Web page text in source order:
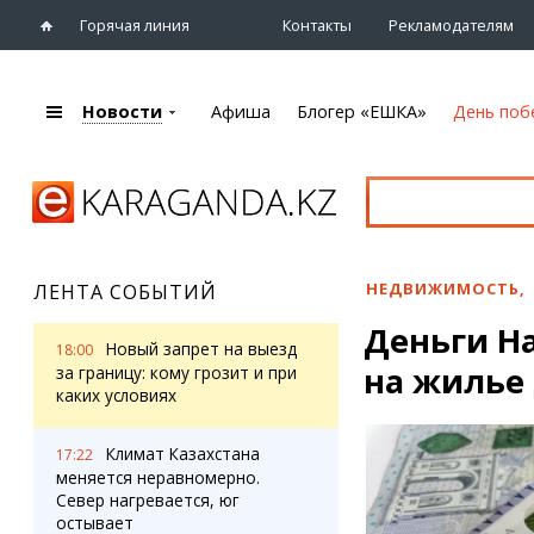
Горячая линия Контакты Рекламодателям
Караганды
eTV
Рассылка новостей
Персоны
Афиша
Театры
Спорт
Выставки
Цирк и зоопарк
Блогер «ЕШКА»
Лента блогера
Карты
Web-камеры
Новости Афиша Блогер «ЕШКА» День
ЛЕНТА СОБЫТИЙ
18:00
Новый запрет на выезд
за границу: кому грозит и при
каких условиях
17:22
Климат Казахстана
меняется неравномерно.
Север нагревается, юг
остывает
НЕДВИЖИМОСТЬ,
Деньги
на жилье